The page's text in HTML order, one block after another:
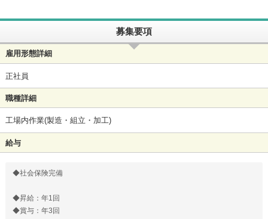
募集要項
雇用形態詳細
正社員
職種詳細
工場内作業(製造・組立・加工)
給与
◆社会保険完備
◆昇給：年1回
◆賞与：年3回